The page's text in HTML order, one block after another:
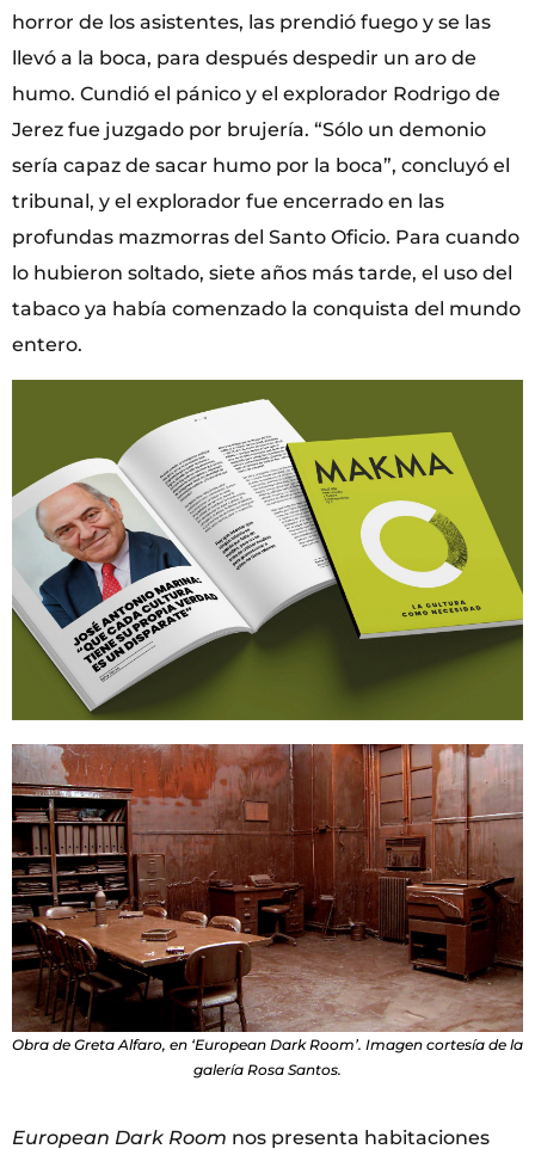
horror de los asistentes, las prendió fuego y se las
llevó a la boca, para después despedir un aro de
humo. Cundió el pánico y el explorador Rodrigo de
Jerez fue juzgado por brujería. “Sólo un demonio
sería capaz de sacar humo por la boca”, concluyó el
tribunal, y el explorador fue encerrado en las
profundas mazmorras del Santo Oficio. Para cuando
lo hubieron soltado, siete años más tarde, el uso del
tabaco ya había comenzado la conquista del mundo
entero.
Obra de Greta Alfaro, en ‘European Dark Room’. Imagen cortesía de la
galería Rosa Santos.
European Dark Room nos presenta habitaciones